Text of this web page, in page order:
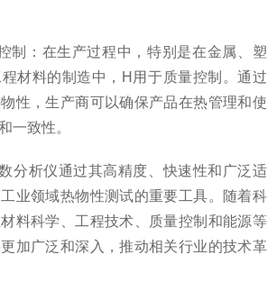
：在生产过程中，特别是在金属、塑
材料的制造中，H用于质量控制。通过
性，生产商可以确保产品在热管理和使
一致性。
析仪通过其高精度、快速性和广泛适
业领域热物性测试的重要工具。随着科
料科学、工程技术、质量控制和能源等
加广泛和深入，推动相关行业的技术革